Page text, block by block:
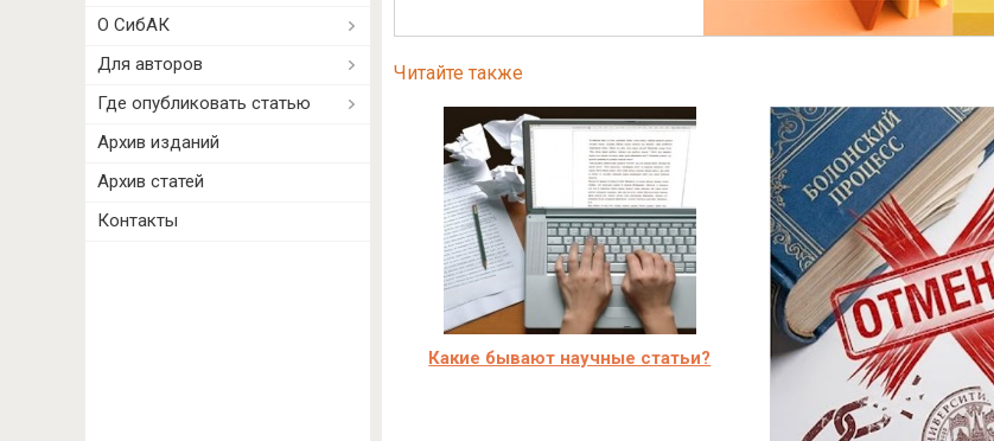
Читайте также
Какие бывают научные статьи?
О СибАК
Для авторов
Где опубликовать статью
Архив изданий
Архив статей
Контакты